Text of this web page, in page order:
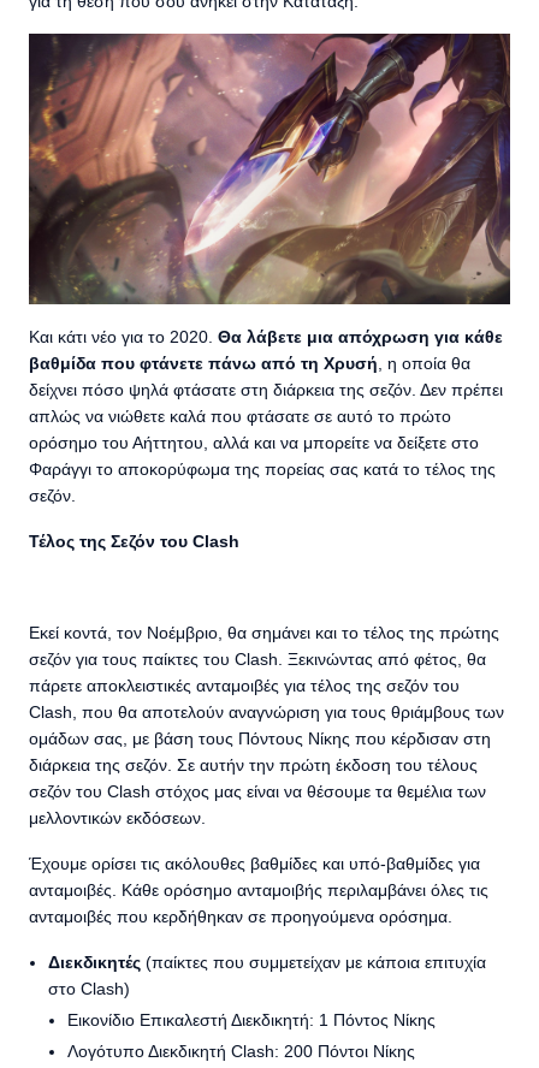
Και κάτι νέο για το 2020. Θα λάβετε μια απόχρωση για κάθε
βαθμίδα που φτάνετε πάνω από τη Χρυσή , η οποία θα
δείχνει πόσο ψηλά φτάσατε στη διάρκεια της σεζόν. Δεν πρέπει
απλώς να νιώθετε καλά που φτάσατε σε αυτό το πρώτο
ορόσημο του Αήττητου, αλλά και να μπορείτε να δείξετε στο
Φαράγγι το αποκορύφωμα της πορείας σας κατά το τέλος της
σεζόν.
Τέλος της Σεζόν του Clash
Εκεί κοντά, τον Νοέμβριο, θα σημάνει και το τέλος της πρώτης
σεζόν για τους παίκτες του Clash. Ξεκινώντας από φέτος, θα
πάρετε αποκλειστικές ανταμοιβές για τέλος της σεζόν του
Clash, που θα αποτελούν αναγνώριση για τους θριάμβους των
ομάδων σας, με βάση τους Πόντους Νίκης που κέρδισαν στη
διάρκεια της σεζόν. Σε αυτήν την πρώτη έκδοση του τέλους
σεζόν του Clash στόχος μας είναι να θέσουμε τα θεμέλια των
μελλοντικών εκδόσεων.
Έχουμε ορίσει τις ακόλουθες βαθμίδες και υπό-βαθμίδες για
ανταμοιβές. Κάθε ορόσημο ανταμοιβής περιλαμβάνει όλες τις
ανταμοιβές που κερδήθηκαν σε προηγούμενα ορόσημα.
Διεκδικητές (παίκτες που συμμετείχαν με κάποια επιτυχία
στο Clash)
Εικονίδιο Επικαλεστή Διεκδικητή: 1 Πόντος Νίκης
Λογότυπο Διεκδικητή Clash: 200 Πόντοι Νίκης